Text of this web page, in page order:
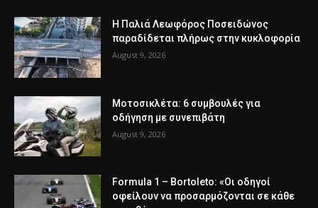
Η Παλιά Λεωφόρος Ποσειδώνος
παραδίδεται πλήρως στην κυκλοφορία
August 9, 2026
Μοτοσικλέτα: 6 συμβουλές για
οδήγηση με συνεπιβάτη
August 9, 2026
Formula 1 – Bortoleto: «Οι οδηγοί
οφείλουν να προσαρμόζονται σε κάθε